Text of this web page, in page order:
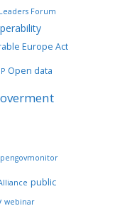
Forum
Europe Act
Open data
public
webinar